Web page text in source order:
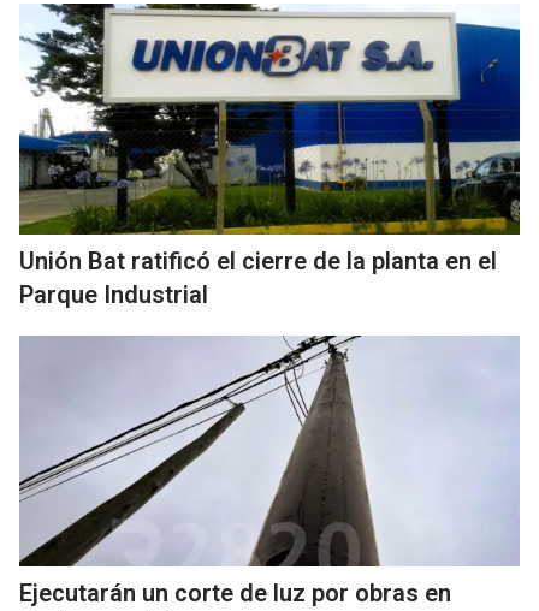
Unión Bat ratificó el cierre de la planta en el
Parque Industrial
Ejecutarán un corte de luz por obras en